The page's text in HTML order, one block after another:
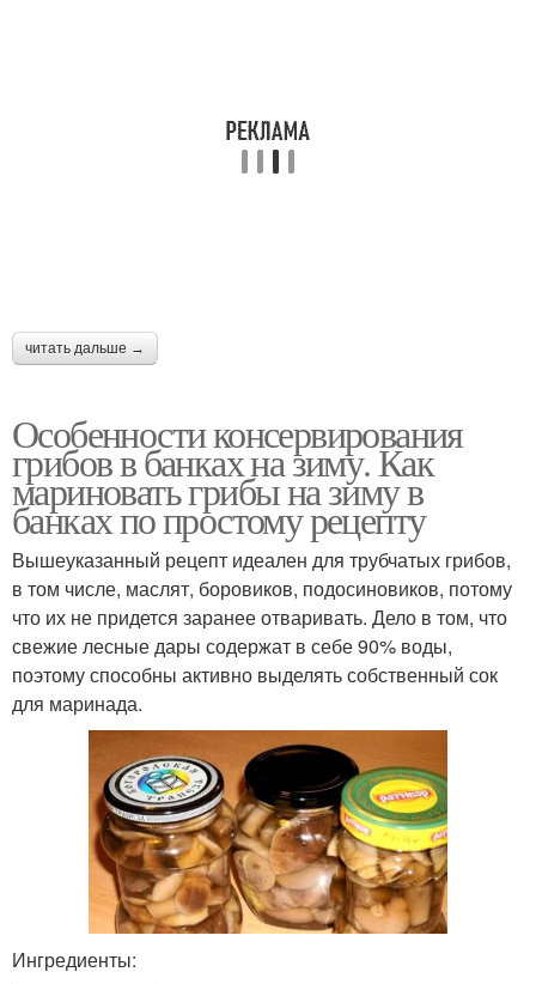
читать дальше →
Особенности консервирования
грибов в банках на зиму. Как
мариновать грибы на зиму в
банках по простому рецепту
Вышеуказанный рецепт идеален для трубчатых грибов,
в том числе, маслят, боровиков, подосиновиков, потому
что их не придется заранее отваривать. Дело в том, что
свежие лесные дары содержат в себе 90% воды,
поэтому способны активно выделять собственный сок
для маринада.
Ингредиенты: